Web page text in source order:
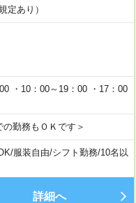
あり）
・10：00～19：00 ・17：00
勤務もＯＫです＞
/服装自由/シフト勤務/10名以
詳細へ